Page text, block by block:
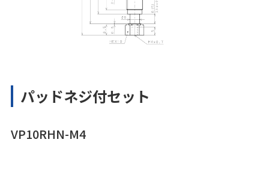
パッドネジ付セット
VP10RHN-M4